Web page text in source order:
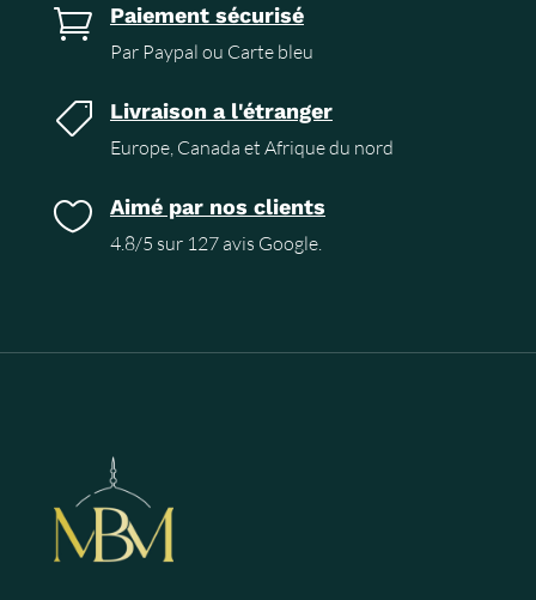
 Paiement sécurisé
Par Paypal ou Carte bleu
 Livraison a l'étranger
Europe, Canada et Afrique du nord
 Aimé par nos clients
4.8/5 sur 127 avis Google.